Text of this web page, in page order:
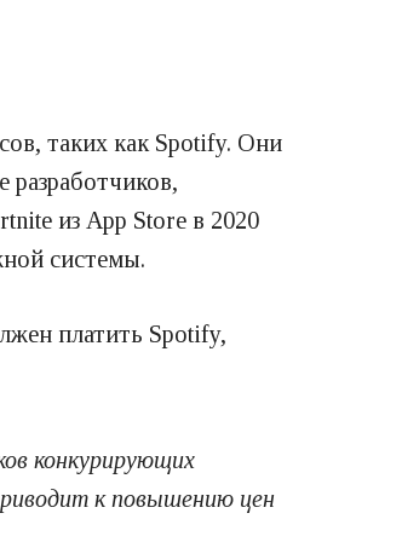
таких как Spotify. Они
из App Store в 2020
системы.
платить Spotify,
конкурирующих
к повышению цен